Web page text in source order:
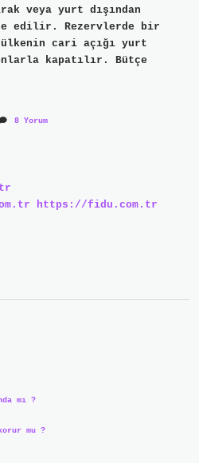
veya yurt dışından
edilir. Rezervlerde bir
cari açığı yurt
kapatılır. Bütçe
8 Yorum
https://fidu.com.tr
mı ?
mu ?